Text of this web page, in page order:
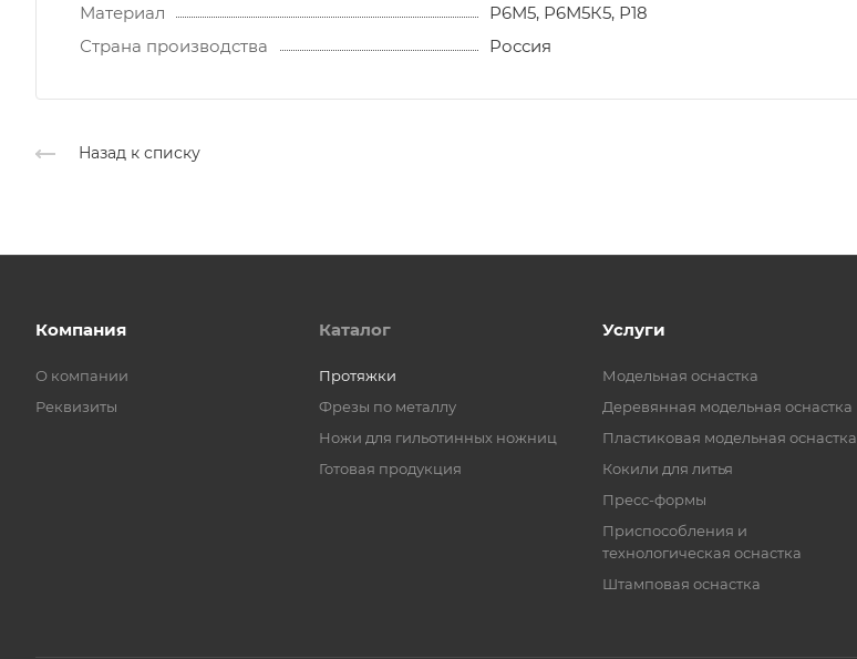
Материал
Р6М5, Р6М5К5, Р18
Страна производства
Россия
Назад к списку
Компания
О компании
Реквизиты
Каталог
Протяжки
Фрезы по металлу
Ножи для гильотинных ножниц
Готовая продукция
Услуги
Модельная оснастка
Деревянная модельная оснастка
Пластиковая модельная оснастка
Кокили для литья
Пресс-формы
Приспособления и
технологическая оснастка
Штамповая оснастка